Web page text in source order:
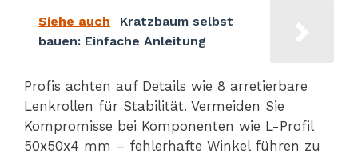
Siehe auch
Kratzbaum selbst
bauen: Einfache Anleitung
Profis achten auf Details wie 8 arretierbare
Lenkrollen für Stabilität. Vermeiden Sie
Kompromisse bei Komponenten wie L-Profil
50x50x4 mm – fehlerhafte Winkel führen zu